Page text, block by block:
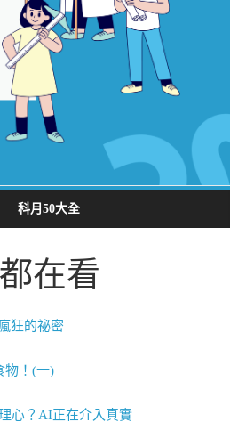
科月50大全
在看
狂的祕密
物！(一)
心？AI正在介入真實